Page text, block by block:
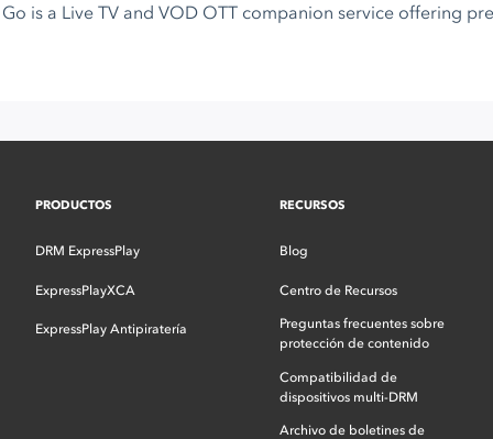
is a Live TV and VOD OTT companion service
PRODUCTOS
DRM ExpressPlay
ExpressPlayXCA
ExpressPlay Antipiratería
RECURSOS
Blog
Centro de Recursos
Preguntas frecuentes sobre
protección de contenido
Compatibilidad de
dispositivos multi-DRM
Archivo de boletines de